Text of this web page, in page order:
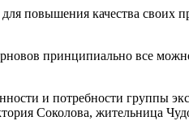
повышения качества своих
принципиально все
и потребности группы
Соколова, жительница